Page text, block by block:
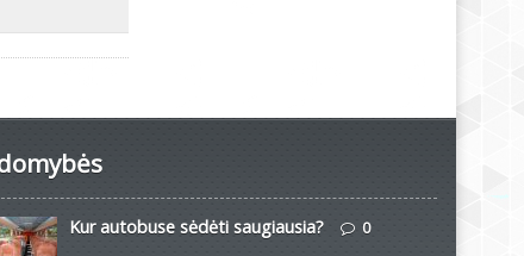
Kur autobuse sėdėti saugiausia? 0